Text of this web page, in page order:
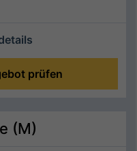
prüfen
(M)